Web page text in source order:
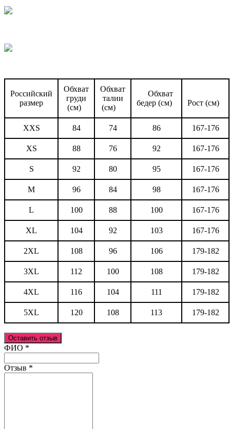
Российский
размер
Обхват
груди
(см)
Обхват
талии
(см)
Обхват
бедер (см)
Рост (см)
XXS 84 74 86 167-176
XS 88 76 92 167-176
S 92 80 95 167-176
M 96 84 98 167-176
L 100 88 100 167-176
XL 104 92 103 167-176
2XL 108 96 106 179-182
3XL 112 100 108 179-182
4XL 116 104 111 179-182
5XL 120 108 113 179-182
Оставить отзыв
Ваш отзыв был отправлен!
ФИО *
Отзыв *